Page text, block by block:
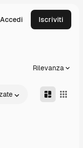
Accedi Iscriviti
Rilevanza